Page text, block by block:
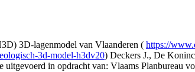
3D-lagenmodel van Vlaanderen ( https://
3d-model-h3dv20) Deckers J., De
in opdracht van: Vlaams